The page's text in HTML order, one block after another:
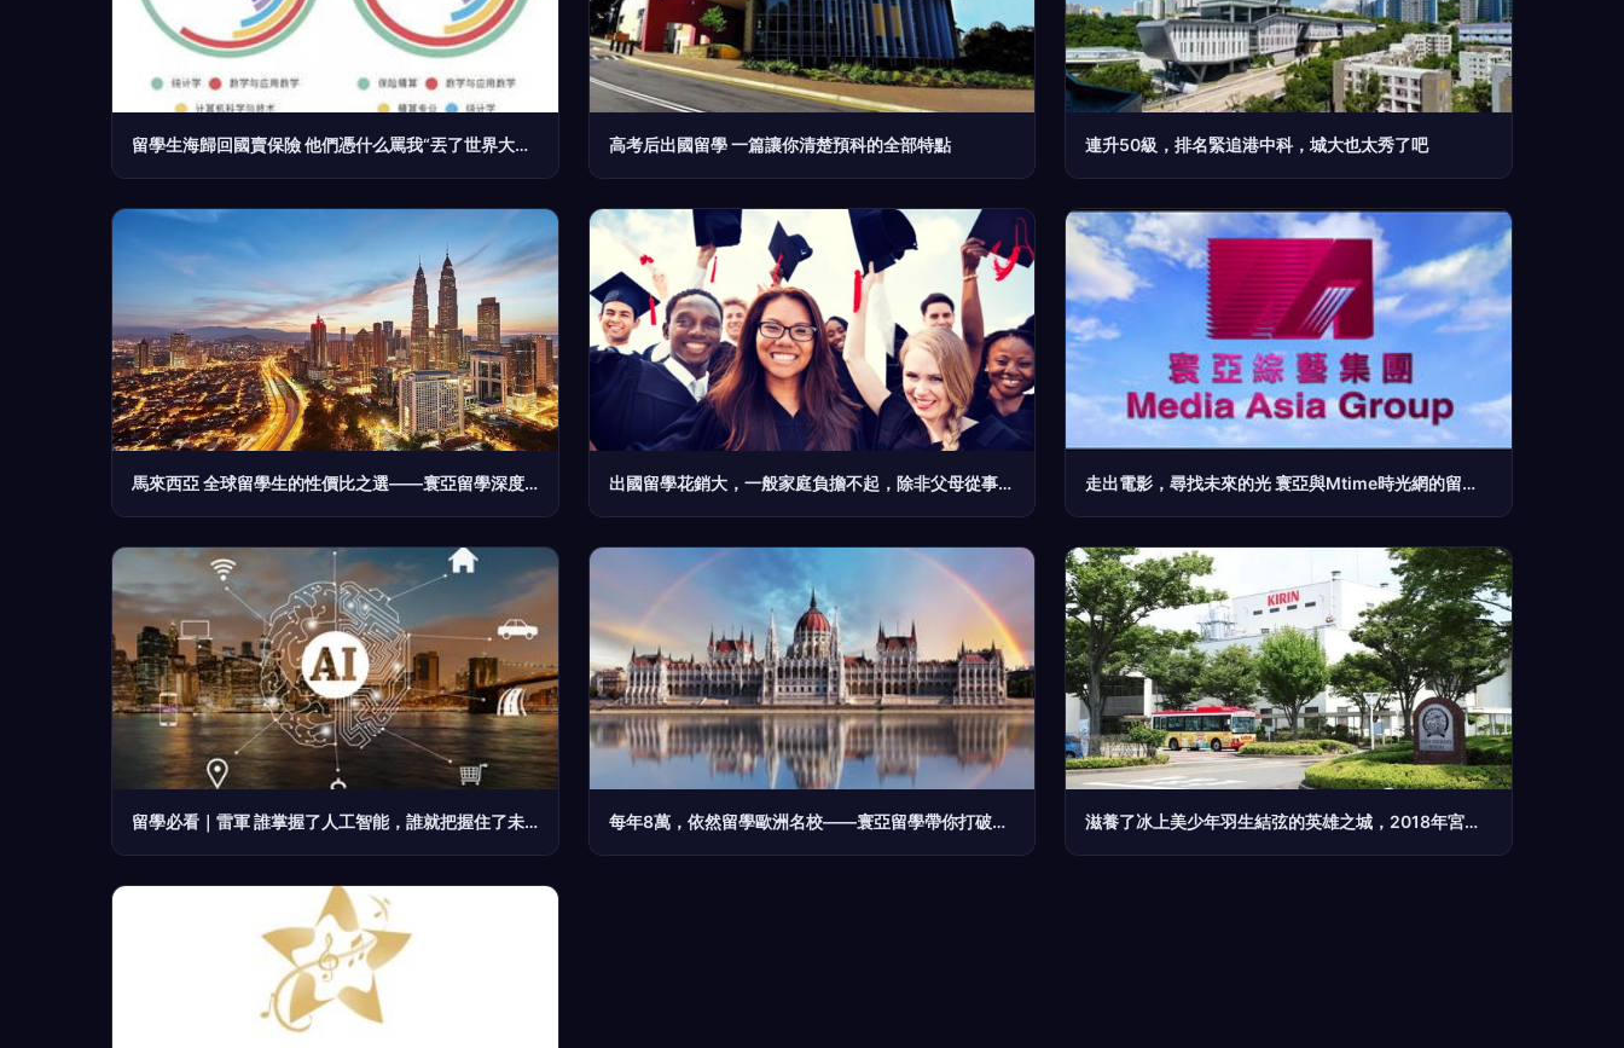
留學生海歸回國賣保險 他們憑什么罵我“丟了世界大學的臉”？ 高考后出國留學 一篇讓你清楚預科的全部特點 連升50級，排名緊追港中科，城大也太秀了吧
馬來西亞 全球留學生的性價比之選——寰亞留學深度解析 出國留學花銷大，一般家庭負擔不起，除非父母從事這幾類工作 走出電影，尋找未來的光 寰亞與Mtime時光網的留學啟示錄
留學必看｜雷軍 誰掌握了人工智能，誰就把握住了未來 每年8萬，依然留學歐洲名校——寰亞留學帶你打破高昂成本迷思 滋養了冰上美少年羽生結弦的英雄之城，2018年宮城復興馬拉松再現奇跡之光